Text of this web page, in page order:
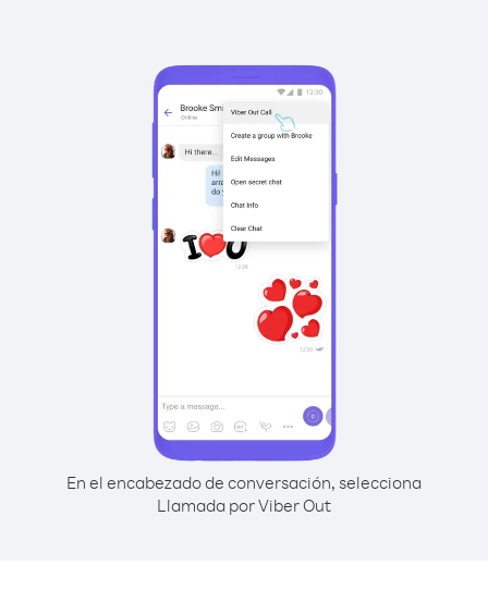
En el encabezado de conversación, selecciona
Llamada por Viber Out